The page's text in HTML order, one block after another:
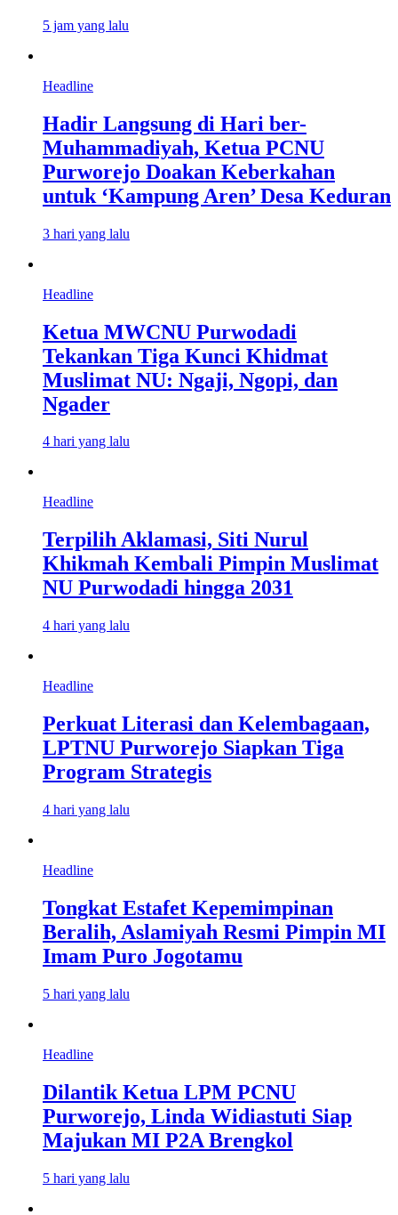
5 jam yang lalu
Headline
Hadir Langsung di Hari ber-
Muhammadiyah, Ketua PCNU
Purworejo Doakan Keberkahan
untuk ‘Kampung Aren’ Desa Keduran
3 hari yang lalu
Headline
Ketua MWCNU Purwodadi
Tekankan Tiga Kunci Khidmat
Muslimat NU: Ngaji, Ngopi, dan
Ngader
4 hari yang lalu
Headline
Terpilih Aklamasi, Siti Nurul
Khikmah Kembali Pimpin Muslimat
NU Purwodadi hingga 2031
4 hari yang lalu
Headline
Perkuat Literasi dan Kelembagaan,
LPTNU Purworejo Siapkan Tiga
Program Strategis
4 hari yang lalu
Headline
Tongkat Estafet Kepemimpinan
Beralih, Aslamiyah Resmi Pimpin MI
Imam Puro Jogotamu
5 hari yang lalu
Headline
Dilantik Ketua LPM PCNU
Purworejo, Linda Widiastuti Siap
Majukan MI P2A Brengkol
5 hari yang lalu